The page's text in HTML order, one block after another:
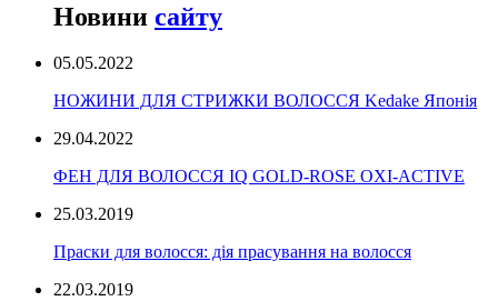
Новини сайту
05.05.2022
НОЖИНИ ДЛЯ СТРИЖКИ ВОЛОССЯ Kedake Японія
29.04.2022
ФЕН ДЛЯ ВОЛОССЯ IQ GOLD-ROSE OXI-ACTIVE
25.03.2019
Праски для волосся: дія прасування на волосся
22.03.2019